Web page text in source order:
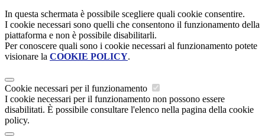
In questa schermata è possibile scegliere quali cookie consentire.
I cookie necessari sono quelli che consentono il funzionamento della
piattaforma e non è possibile disabilitarli.
Per conoscere quali sono i cookie necessari al funzionamento potete
visionare la COOKIE POLICY.
Cookie necessari per il funzionamento
I cookie necessari per il funzionamento non possono essere
disabilitati. È possibile consultare l'elenco nella pagina della cookie
policy.